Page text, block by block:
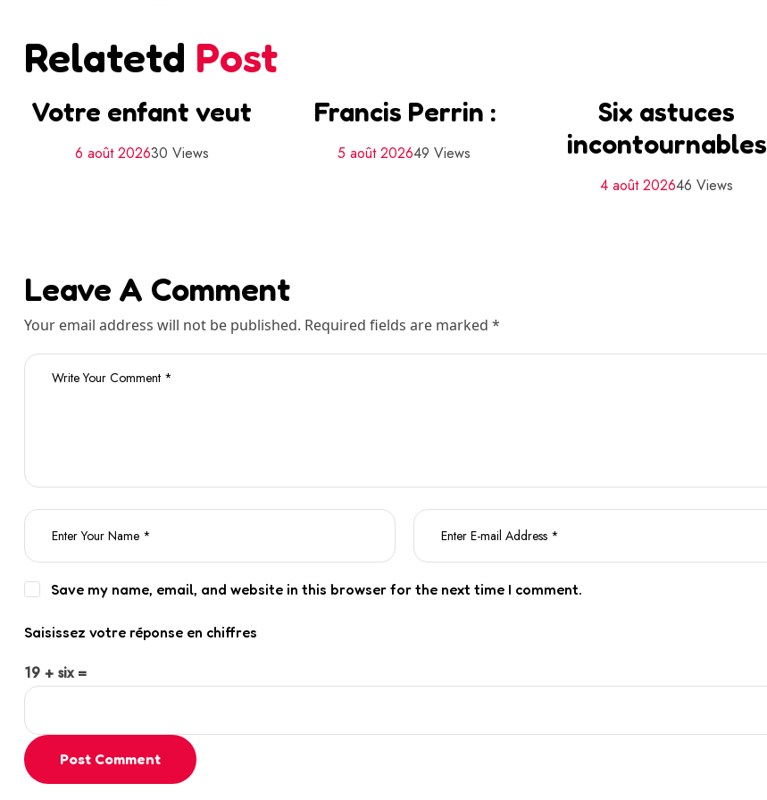
Relatetd Post
Votre enfant veut
6 août 202630 Views
Francis Perrin :
5 août 202649 Views
Six astuces
incontournables
4 août 202646 Views
Leave A Comment
Your email address will not be published. Required fields are marked *
Save my name, email, and website in this browser for the next time I comment.
Saisissez votre réponse en chiffres
19 + six =
Post Comment